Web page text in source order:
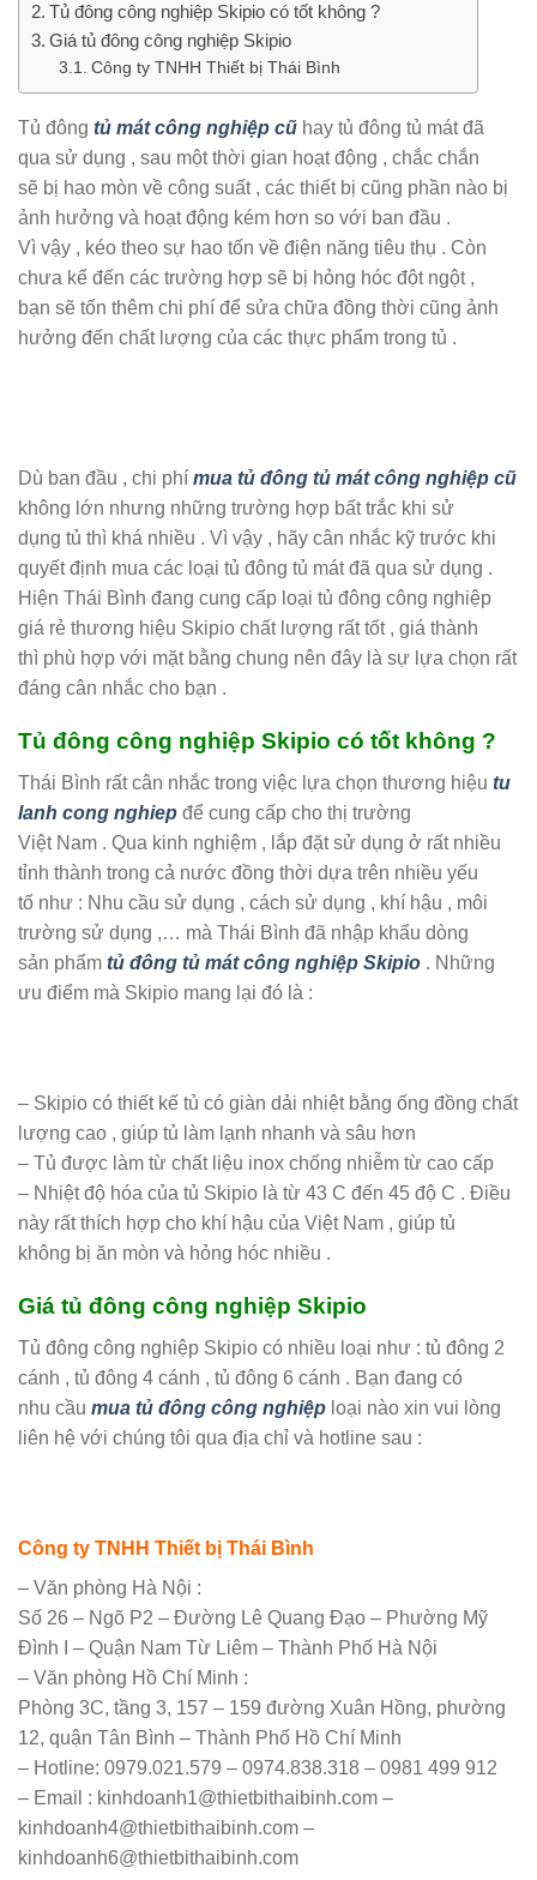
Tủ đông công nghiệp Skipio có tốt không ?
Giá tủ đông công nghiệp Skipio
Công ty TNHH Thiết bị Thái Bình
Tủ đông tủ mát công nghiệp cũ hay tủ đông tủ mát đã
qua sử dụng , sau một thời gian hoạt động , chắc chắn
sẽ bị hao mòn về công suất , các thiết bị cũng phần nào bị
ảnh hưởng và hoạt động kém hơn so với ban đầu .
Vì vậy , kéo theo sự hao tốn về điện năng tiêu thụ . Còn
chưa kể đến các trường hợp sẽ bị hỏng hóc đột ngột ,
bạn sẽ tốn thêm chi phí để sửa chữa đồng thời cũng ảnh
hưởng đến chất lượng của các thực phẩm trong tủ .
Dù ban đầu , chi phí mua tủ đông tủ mát công nghiệp cũ
không lớn nhưng những trường hợp bất trắc khi sử
dụng tủ thì khá nhiều . Vì vậy , hãy cân nhắc kỹ trước khi
quyết định mua các loại tủ đông tủ mát đã qua sử dụng .
Hiện Thái Bình đang cung cấp loại tủ đông công nghiệp
giá rẻ thương hiệu Skipio chất lượng rất tốt , giá thành
thì phù hợp với mặt bằng chung nên đây là sự lựa chọn rất
đáng cân nhắc cho bạn .
Tủ đông công nghiệp Skipio có tốt không ?
Thái Bình rất cân nhắc trong việc lựa chọn thương hiệu tu
lanh cong nghiep để cung cấp cho thị trường
Việt Nam . Qua kinh nghiệm , lắp đặt sử dụng ở rất nhiều
tỉnh thành trong cả nước đồng thời dựa trên nhiều yếu
tố như : Nhu cầu sử dụng , cách sử dụng , khí hậu , môi
trường sử dụng ,… mà Thái Bình đã nhập khẩu dòng
sản phẩm tủ đông tủ mát công nghiệp Skipio . Những
ưu điểm mà Skipio mang lại đó là :
– Skipio có thiết kế tủ có giàn dải nhiệt bằng ống đồng chất
lượng cao , giúp tủ làm lạnh nhanh và sâu hơn
– Tủ được làm từ chất liệu inox chống nhiễm từ cao cấp
– Nhiệt độ hóa của tủ Skipio là từ 43 C đến 45 độ C . Điều
này rất thích hợp cho khí hậu của Việt Nam , giúp tủ
không bị ăn mòn và hỏng hóc nhiều .
Giá tủ đông công nghiệp Skipio
Tủ đông công nghiệp Skipio có nhiều loại như : tủ đông 2
cánh , tủ đông 4 cánh , tủ đông 6 cánh . Bạn đang có
nhu cầu mua tủ đông công nghiệp loại nào xin vui lòng
liên hệ với chúng tôi qua địa chỉ và hotline sau :
Công ty TNHH Thiết bị Thái Bình
– Văn phòng Hà Nội :
Số 26 – Ngõ P2 – Đường Lê Quang Đạo – Phường Mỹ
Đình I – Quận Nam Từ Liêm – Thành Phố Hà Nội
– Văn phòng Hồ Chí Minh :
Phòng 3C, tầng 3, 157 – 159 đường Xuân Hồng, phường
12, quận Tân Bình – Thành Phố Hồ Chí Minh
– Hotline: 0979.021.579 – 0974.838.318 – 0981 499 912
– Email : kinhdoanh1@thietbithaibinh.com –
kinhdoanh4@thietbithaibinh.com –
kinhdoanh6@thietbithaibinh.com